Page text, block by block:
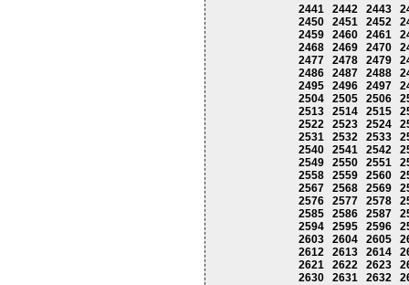
2441
2442 2443
2450
2451 2452
2459
2460 2461
2468
2469 2470
2477
2478 2479
2486
2487 2488
2495
2496 2497
2504
2505 2506
2513
2514 2515
2522
2523 2524
2531
2532 2533
2540
2541 2542
2549
2550 2551
2558
2559 2560
2567
2568 2569
2576
2577 2578
2585
2586 2587
2594
2595 2596
2603
2604 2605
2612
2613 2614
2621
2622 2623
2630
2631 2632